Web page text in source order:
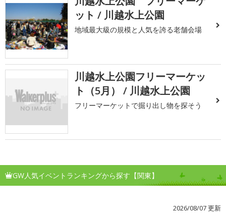
ット / 川越水上公園
地域最大級の規模と人気を誇る老舗会場
川越水上公園フリーマーケッ
ト（5月） / 川越水上公園
フリーマーケットで掘り出し物を探そう
GW人気イベントランキングから探す【関東】
2026/08/07 更新